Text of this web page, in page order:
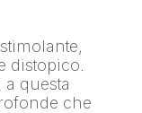
distopico.
questa
che